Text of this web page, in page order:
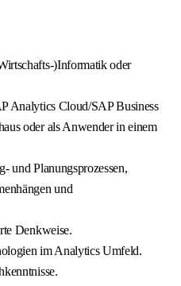
)Informatik oder
Analytics Cloud/SAP Business
oder als Anwender in einem
und Planungsprozessen,
und
Denkweise.
im Analytics Umfeld.